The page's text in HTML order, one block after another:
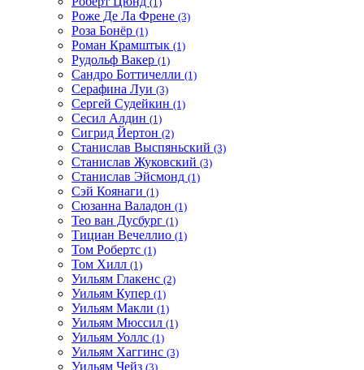
Роже Де Ла Френе (3)
Роза Бонёр (1)
Роман Крамштык (1)
Рудольф Вакер (1)
Сандро Боттичелли (1)
Серафина Луи (3)
Сергей Судейкин (1)
Сесил Алдин (1)
Сигрид Йертон (2)
Станислав Выспяньский (3)
Станислав Жуковский (3)
Станислав Эйсмонд (1)
Сэй Коянаги (1)
Сюзанна Валадон (1)
Тео ван Дусбург (1)
Тициан Вечеллио (1)
Том Робертс (1)
Том Хилл (1)
Уильям Глакенс (2)
Уильям Купер (1)
Уильям Макли (1)
Уильям Мюссил (1)
Уильям Уоллс (1)
Уильям Хаггинс (3)
Уильям Чейз (3)